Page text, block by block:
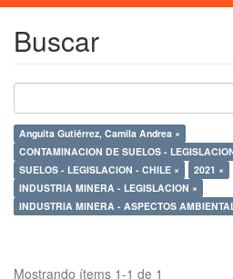
Buscar
Anguita Gutiérrez, Camila Andrea ×
CONTAMINACION DE SUELOS -
SUELOS - LEGISLACION - CHILE ×
2021 ×
INDUSTRIA MINERA - LEGISLACION ×
INDUSTRIA MINERA - ASPECTOS
Mostrando ítems 1-1 de 1